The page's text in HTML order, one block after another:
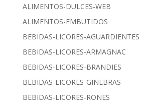
ALIMENTOS-DULCES-WEB
ALIMENTOS-EMBUTIDOS
BEBIDAS-LICORES-AGUARDIENTES
BEBIDAS-LICORES-ARMAGNAC
BEBIDAS-LICORES-BRANDIES
BEBIDAS-LICORES-GINEBRAS
BEBIDAS-LICORES-RONES